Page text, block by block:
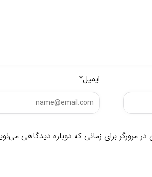
ایمیل*
مرورگر برای زمانی که دوباره دیدگاهی